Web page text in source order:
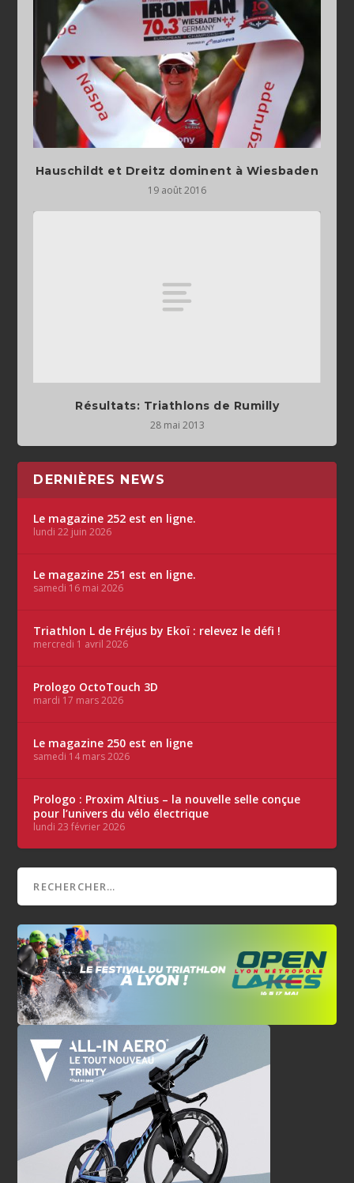
Hauschildt et Dreitz dominent à Wiesbaden
19 août 2016
Résultats: Triathlons de Rumilly
28 mai 2013
DERNIÈRES NEWS
Le magazine 252 est en ligne.
lundi 22 juin 2026
Le magazine 251 est en ligne.
samedi 16 mai 2026
Triathlon L de Fréjus by Ekoï : relevez le défi !
mercredi 1 avril 2026
Prologo OctoTouch 3D
mardi 17 mars 2026
Le magazine 250 est en ligne
samedi 14 mars 2026
Prologo : Proxim Altius – la nouvelle selle conçue
pour l’univers du vélo électrique
lundi 23 février 2026